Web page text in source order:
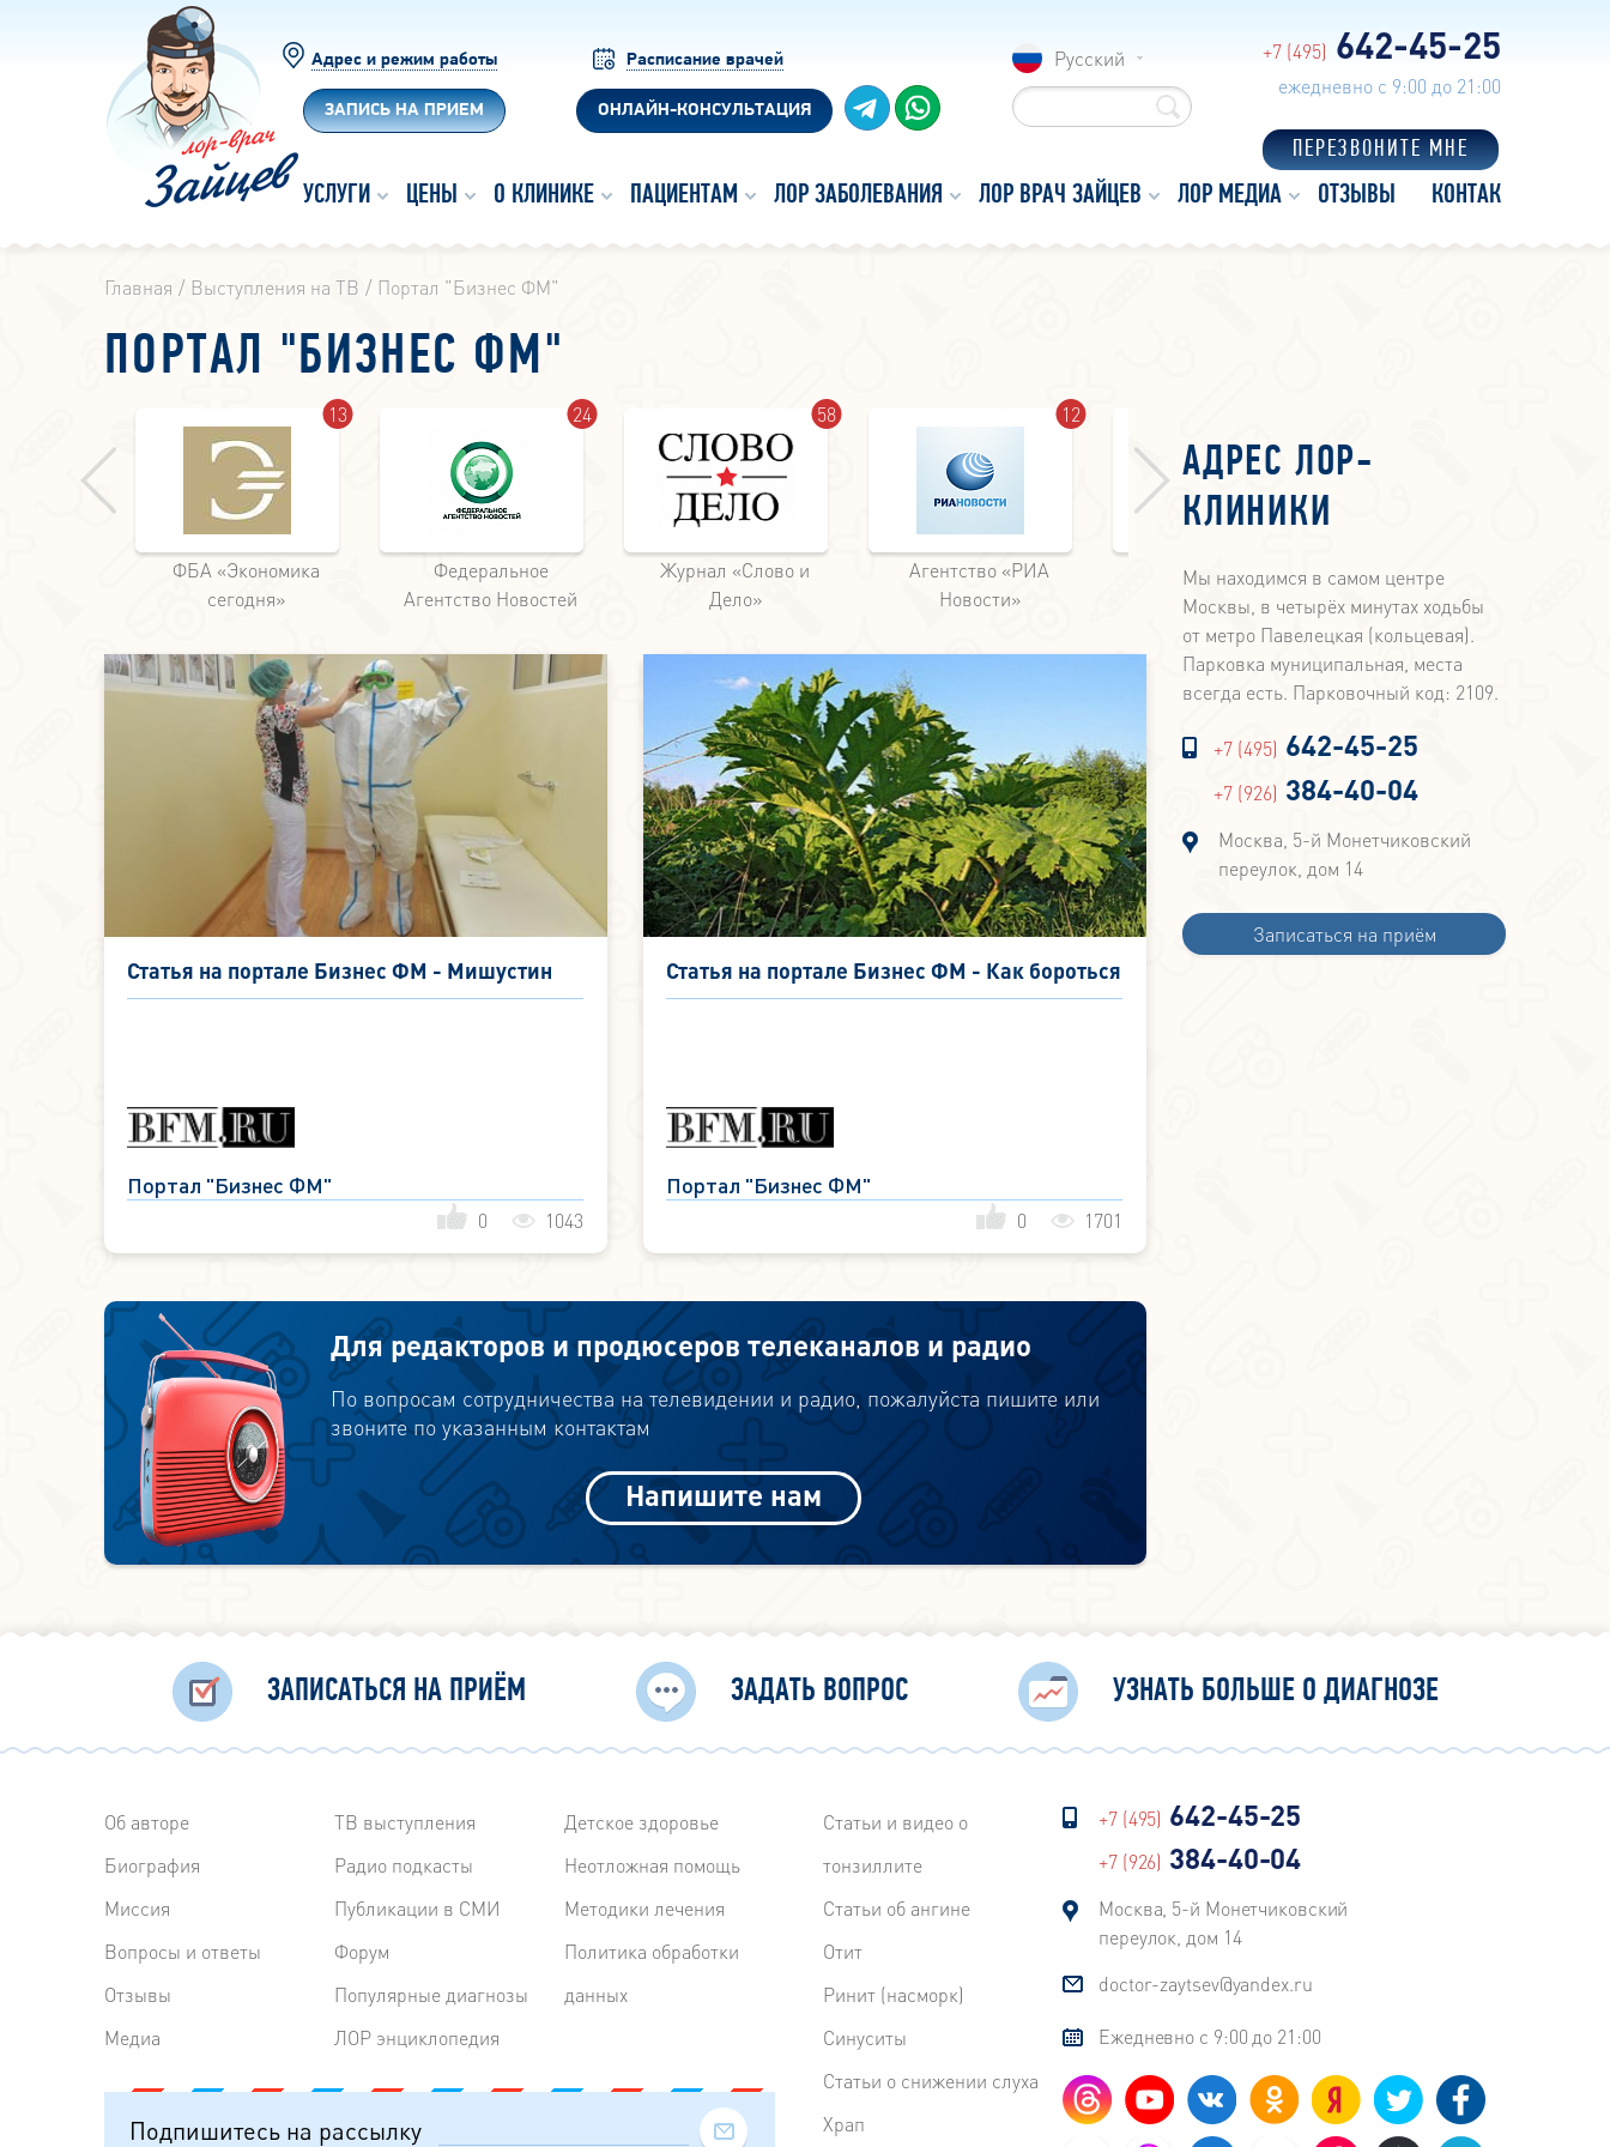
Адрес и режим работы
ЗАПИСЬ НА ПРИЕМ
Расписание врачей
ОНЛАЙН-КОНСУЛЬТАЦИЯ
Русский +7 (495) 642-45-25
ежедневно с 9:00 до 21:00
ПЕРЕЗВОНИТЕ МНЕ
УСЛУГИ ЦЕНЫ О КЛИНИКЕ ПАЦИЕНТАМ ЛОР ЗАБОЛЕВАНИЯ ЛОР ВРАЧ ЗАЙЦЕВ ЛОР МЕДИА ОТЗЫВЫ КОНТАКТЫ
Главная Выступления на ТВ Портал "Бизнес ФМ"
ПОРТАЛ "БИЗНЕС ФМ"
13
ФБА «Экономика
сегодня»
24
Федеральное
Агентство Новостей
58
Журнал «Слово и
Дело»
12
Агентство «РИА
Новости»
Газета "Вечерняя
Москва"
Газета "Доктор и
Пациент" №1
Статья на портале Бизнес ФМ - Мишустин
потребовал обеспечить безопасность
Портал "Бизнес ФМ"
0 1043
Статья на портале Бизнес ФМ - Как бороться
с борщевиком? - 1 сентября 2018
Портал "Бизнес ФМ"
0 1701
Для редакторов и продюсеров телеканалов и радио
По вопросам сотрудничества на телевидении и радио, пожалуйста пишите или
звоните по указанным контактам
Напишите нам
АДРЕС ЛОР-
КЛИНИКИ
Мы находимся в самом центре
Москвы, в четырёх минутах ходьбы
от метро Павелецкая (кольцевая).
Парковка муниципальная, места
всегда есть. Парковочный код: 2109.
+7 (495) 642-45-25
+7 (926) 384-40-04
Москва, 5-й Монетчиковский
переулок, дом 14
Записаться на приём
ЗАПИСАТЬСЯ НА ПРИЁМ ЗАДАТЬ ВОПРОС УЗНАТЬ БОЛЬШЕ О ДИАГНОЗЕ
Об авторе
Биография
Миссия
Вопросы и ответы
Отзывы
Медиа
ТВ выступления
Радиo подкасты
Публикации в СМИ
Форум
Популярные диагнозы
ЛОР энциклопедия
Детское здоровье
Неотложная помощь
Методики лечения
Политика обработки
данных
Подпишитесь на рассылку
Статьи и видео о
тонзиллите
Статьи об ангине
Отит
Ринит (насморк)
Синуситы
Статьи о снижении слуха
Храп
+7 (495) 642-45-25
+7 (926) 384-40-04
Москва, 5-й Монетчиковский
переулок, дом 14
doctor-zaytsev@yandex.ru
Ежедневно с 9:00 до 21:00